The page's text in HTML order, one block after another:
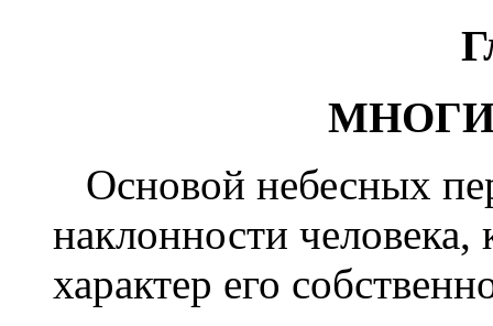
Основой небесных
наклонности
характер его